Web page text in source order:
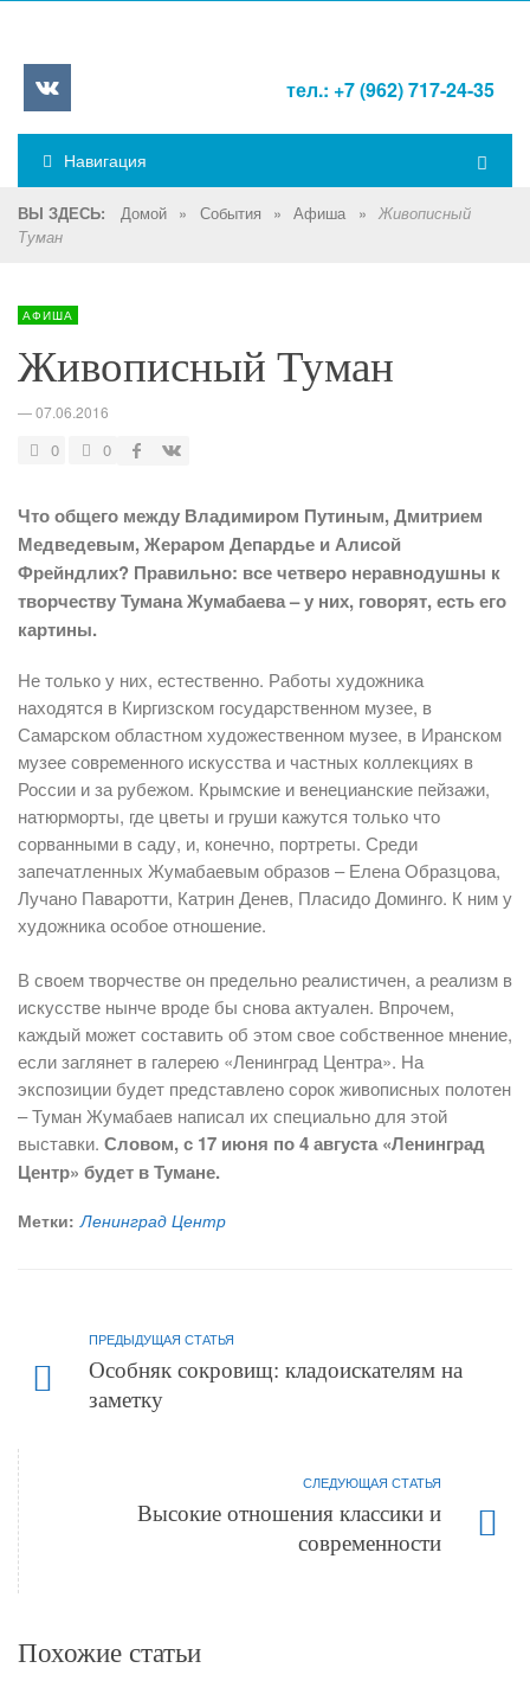
тел.: +7 (962) 717-24-35
Навигация
ВЫ ЗДЕСЬ: Домой » События » Афиша »
Живописный
Туман
АФИША
Живописный Туман
—07.06.2016
0 0
Что общего между Владимиром Путиным, Дмитрием
Медведевым, Жераром Депардье и Алисой
Фрейндлих? Правильно: все четверо неравнодушны к
творчеству Тумана Жумабаева – у них, говорят, есть его
картины.
Не только у них, естественно. Работы художника
находятся в Киргизском государственном музее, в
Самарском областном художественном музее, в Иранском
музее современного искусства и частных коллекциях в
России и за рубежом. Крымские и венецианские пейзажи,
натюрморты, где цветы и груши кажутся только что
сорванными в саду, и, конечно, портреты. Среди
запечатленных Жумабаевым образов – Елена Образцова,
Лучано Паваротти, Катрин Денев, Пласидо Доминго. К ним у
художника особое отношение.
В своем творчестве он предельно реалистичен, а реализм в
искусстве нынче вроде бы снова актуален. Впрочем,
каждый может составить об этом свое собственное мнение,
если заглянет в галерею «Ленинград Центра». На
экспозиции будет представлено сорок живописных полотен
– Туман Жумабаев написал их специально для этой
выставки. Словом, с 17 июня по 4 августа «Ленинград
Центр» будет в Тумане.
Метки: Ленинград Центр
ПРЕДЫДУЩАЯ СТАТЬЯ
Особняк сокровищ: кладоискателям на
заметку
СЛЕДУЮЩАЯ СТАТЬЯ
Высокие отношения классики и
современности
Похожие статьи